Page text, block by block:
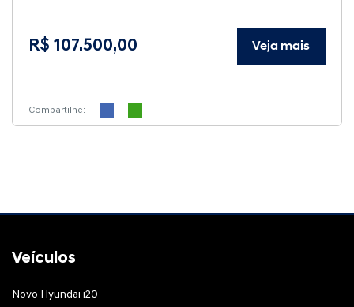
R$ 107.500,00 Veja mais
Compartilhe:
Veículos
Novo Hyundai i20